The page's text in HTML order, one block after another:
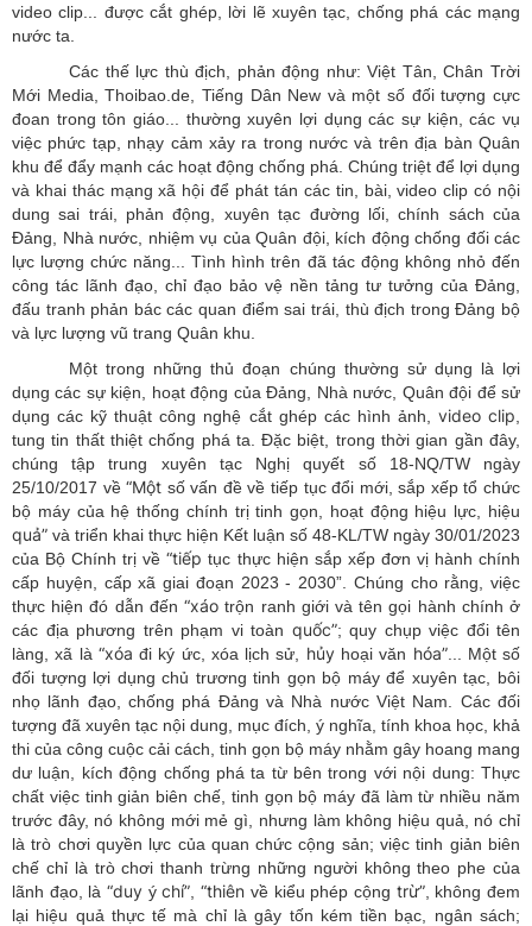
video clip... được cắt ghép, lời lẽ xuyên tạc, chống phá các mạng
nước ta.
Các thế lực thù địch, phản động như: Việt Tân, Chân Trời
Mới Media, Thoibao.de, Tiếng Dân New và một số đối tượng cực
đoan trong tôn giáo... thường xuyên lợi dụng các sự kiện, các vụ
việc phức tạp, nhạy cảm xảy ra trong nước và trên địa bàn Quân
khu để đẩy mạnh các hoạt động chống phá. Chúng triệt để lợi dụng
và khai thác mạng xã hội để phát tán các tin, bài, video clip có nội
dung sai trái, phản động, xuyên tạc đường lối, chính sách của
Đảng, Nhà nước, nhiệm vụ của Quân đội, kích động chống đối các
lực lượng chức năng... Tình hình trên đã tác động không nhỏ đến
công tác lãnh đạo, chỉ đạo bảo vệ nền tảng tư tưởng của Đảng,
đấu tranh phản bác các quan điểm sai trái, thù địch trong Đảng bộ
và lực lượng vũ trang Quân khu.
Một trong những thủ đoạn chúng thường sử dụng là lợi
dụng các sự kiện, hoạt động của Đảng, Nhà nước, Quân đội để sử
dụng các kỹ thuật công nghệ cắt ghép các hình ảnh, video clip
tung tin thất thiệt chống phá ta. Đặc biệt, trong thời gian gần đây,
chúng tập trung xuyên tạc Nghị quyết số 18-NQ/TW ngày
25/10/2017 về“Một số vấn đề về tiếp tục đổi mới, sắp xếp tổ chức
bộ máy của hệ thống chính trị tinh gọn, hoạt động hiệu lực, hiệu
quả” và triển khai thực hiện Kết luận số 48-KL/TW ngày 30/01/2023
của Bộ Chính trị về“tiếp tục thực hiện sắp xếp đơn vị hành chính
cấp huyện, cấp xã giai đoạn 2023 - 2030”. Chúng cho rằng, việc
thực hiện đó dẫn đến“xáo trộn ranh giới và tên gọi hành chính ở
các địa phương trên phạm vi toàn quốc”; quy chụp việc đổi tên
làng, xã là “xóa đi ký ức, xóa lịch sử, hủyhoại văn hóa”... Một số
đối tượng lợi dụng chủ trương tinh gọn bộ máy để xuyên tạc, bôi
nhọ lãnh đạo, chống phá Đảng và Nhà nước Việt Nam. Các đối
tượng đã xuyên tạc nội dung, mục đích, ý nghĩa, tính khoa học, khả
thi của công cuộc cải cách, tinh gọn bộ máy nhằm gây hoang mang
dư luận, kích động chống phá ta từ bên trong với nội dung: Thực
chất việc tinh giản biên chế, tinh gọn bộ máy đã làm từ nhiều năm
trước đây, nó không mới mẻ gì, nhưng làm không hiệu quả, nó chỉ
là trò chơi quyền lực của quan chức cộng sản; việc tinh giản biên
chế chỉ là trò chơi thanh trừng những người không theo phe của
lãnh đạo, là“duy ýchí” ,“thiên về kiểu phép cộng trừ”, không đem
lại hiệu quả thực tế mà chỉ là gây tốn kém tiền bạc, ngân sách;